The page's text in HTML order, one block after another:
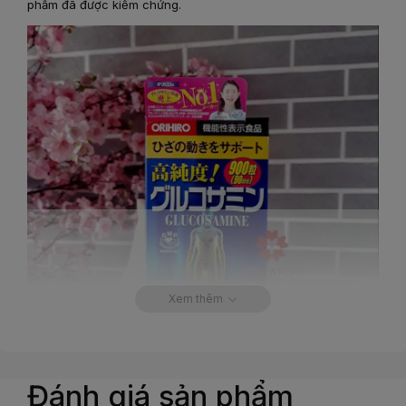
phẩm đã được kiểm chứng.
Xem thêm
Đánh giá sản phẩm